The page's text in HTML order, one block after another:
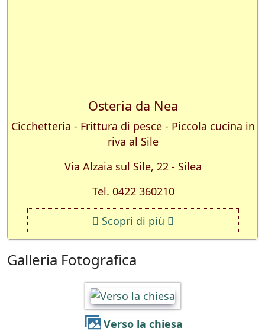
Osteria da Nea
Cicchetteria - Frittura di pesce - Piccola cucina in
riva al Sile
Via Alzaia sul Sile, 22 - Silea
Tel. 0422 360210
Scopri di più
Galleria Fotografica
Verso la chiesa